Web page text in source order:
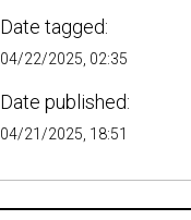
Date tagged:
04/22/2025, 02:35
Date published:
04/21/2025, 18:51